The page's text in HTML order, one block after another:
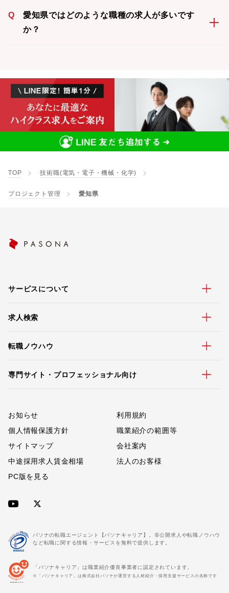
Q
愛知県ではどのような職種の求人が多いです
か？
TOP 技術職(電気・電子・機械・化学)
プロジェクト管理 愛知県
サービスについて
求人検索
転職ノウハウ
専門サイト・プロフェッショナル向け
お知らせ
利用規約
個人情報保護方針
職業紹介の範囲等
サイトマップ
会社案内
中途採用求人賃金相場
法人のお客様
PC版を見る
パソナの転職エージェント【パソナキャリア】。非公開求人や転職ノウハウ
など転職に関する情報・サービスを無料で提供します。
「パソナキャリア」は職業紹介優良事業者に認定されています。
※「パソナキャリア」は株式会社パソナが運営する人材紹介・採用支援サービスの名称です